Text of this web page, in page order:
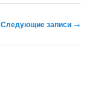
Следующие записи →